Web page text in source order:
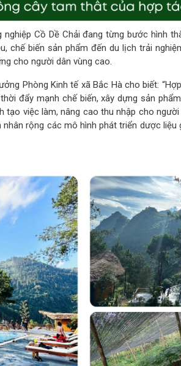
Cồ Dề Chải đang từng bước hình
chế biến sản phẩm đến du lịch trải
cho người dân vùng cao.
Phòng Kinh tế xã Bắc Hà cho biết:
đẩy mạnh chế biến, xây dựng sản
việc làm, nâng cao thu nhập cho
rộng các mô hình phát triển dược